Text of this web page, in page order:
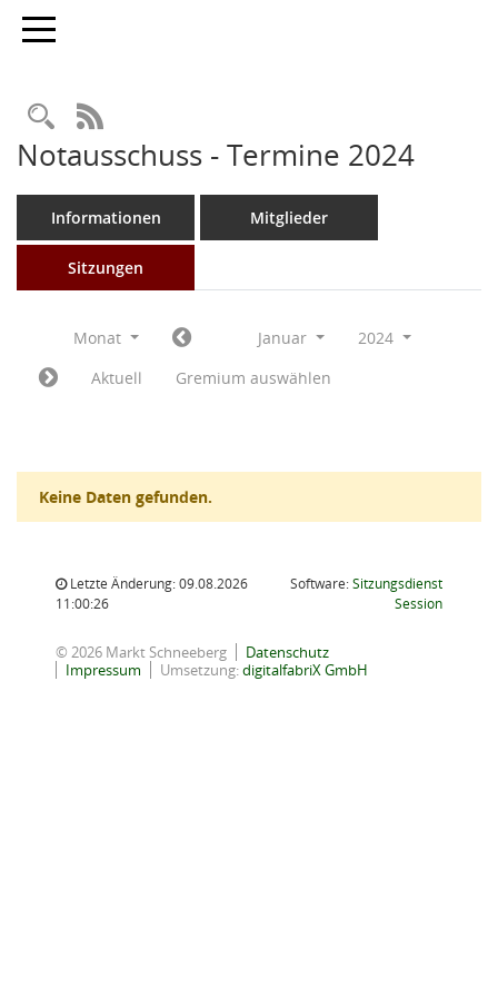
Toggle navigation
Rechercheauswahl
RSS-Feed
Notausschuss - Termine 2024
Informationen Mitglieder
Sitzungen
Monat Januar
2024
Aktuell
Gremium auswählen
Keine Daten gefunden.
Letzte Änderung: 09.08.2026
11:00:26
Software:Sitzungsdienst
Session(Wird in
© 2026 Markt Schneeberg
Datenschutz
Impressum
Umsetzung:digitalfabriX GmbH